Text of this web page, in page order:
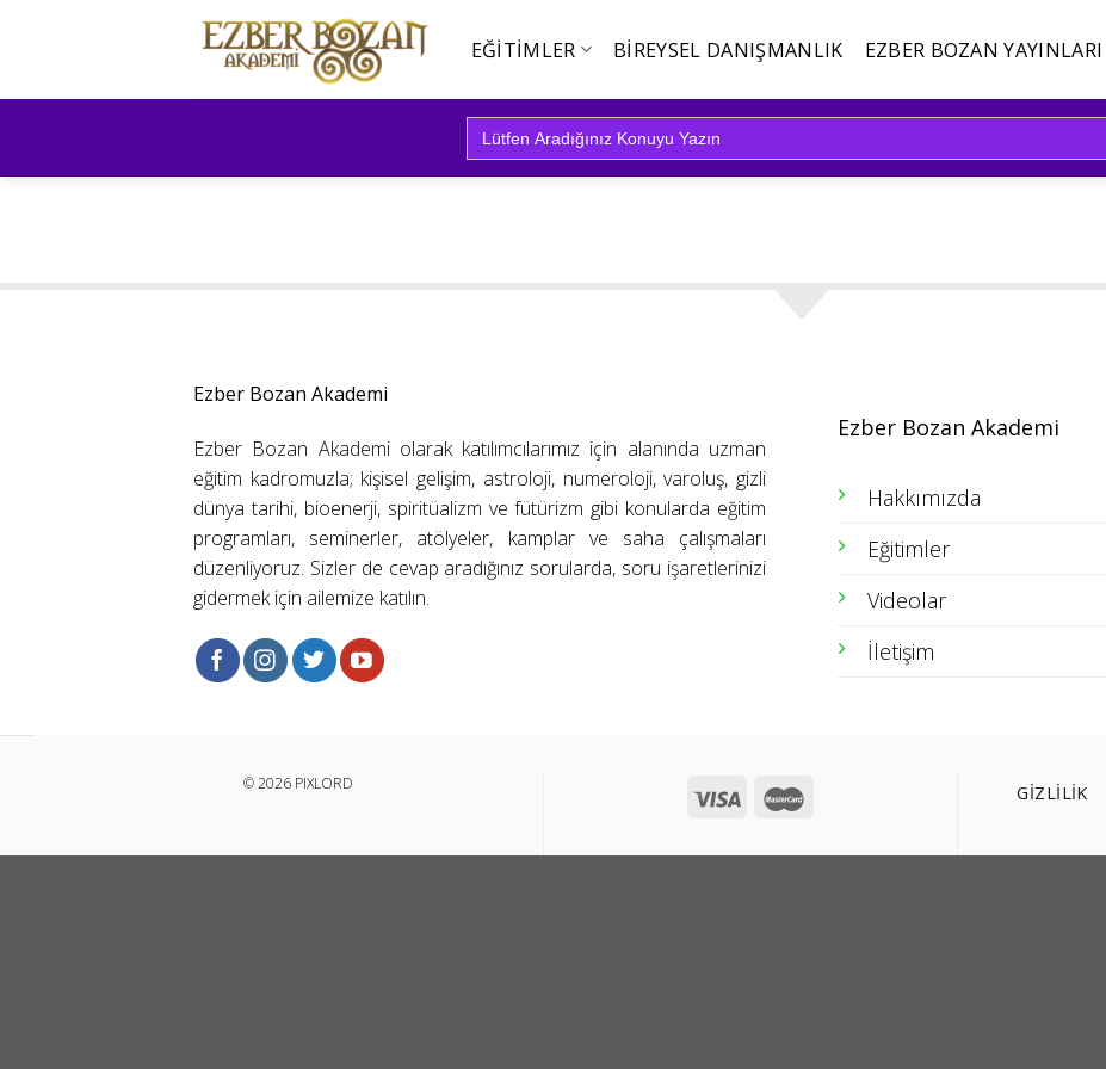
EĞITIMLER BIREYSEL DANIŞMANLIK EZBER BOZAN YAYINLARI
Search
for:
Ezber Bozan Akademi
Ezber Bozan Akademi olarak katılımcılarımız için alanında uzman
eğitim kadromuzla; kişisel gelişim, astroloji, numeroloji, varoluş, gizli
dünya tarihi, bioenerji, spiritüalizm ve fütürizm gibi konularda eğitim
programları, seminerler, atölyeler, kamplar ve saha çalışmaları
düzenliyoruz. Sizler de cevap aradığınız sorularda, soru işaretlerinizi
gidermek için ailemize katılın.
Ezber Bozan Akademi
Hakkımızda
Eğitimler
Videolar
İletişim
© 2026 PIXLORD GİZLİLİK